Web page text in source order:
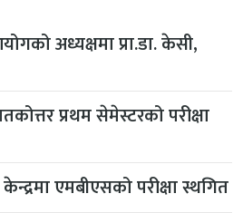
अध्यक्षमा प्रा.डा. केसी,
प्रथम सेमेस्टरको परीक्षा
एमबीएसको परीक्षा स्थगित